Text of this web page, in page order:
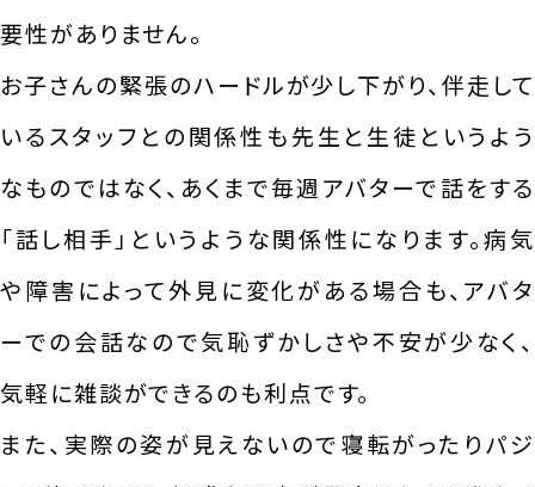
要性がありません。
お子さんの緊張のハードルが少し下がり、伴走して
いるスタッフとの関係性も先生と生徒というよう
なものではなく、あくまで毎週アバターで話をする
「話し相手」というような関係性になります。病気
や障害によって外見に変化がある場合も、アバタ
ーでの会話なので気恥ずかしさや不安が少なく、
気軽に雑談ができるのも利点です。
また、実際の姿が見えないので寝転がったりパジ